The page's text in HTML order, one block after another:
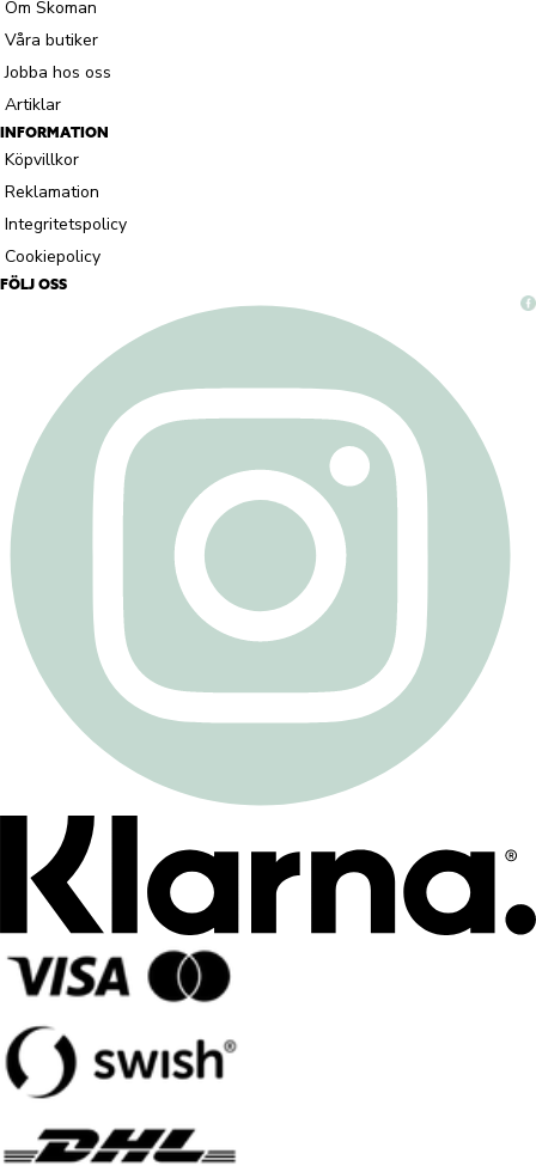
Om Skoman
Våra butiker
Jobba hos oss
Artiklar
INFORMATION
Köpvillkor
Reklamation
Integritetspolicy
Cookiepolicy
FÖLJ OSS